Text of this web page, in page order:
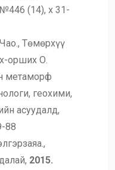
(14), х 31-
Төмөрхүү
орших О.
метаморф
геохими,
асуудалд,
88
2015.